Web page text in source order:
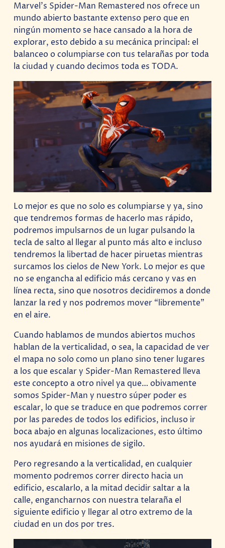
Marvel’s Spider-Man Remastered nos ofrece un
mundo abierto bastante extenso pero que en
ningún momento se hace cansado a la hora de
explorar, esto debido a su mecánica principal: el
balanceo o columpiarse con tus telarañas por toda
la ciudad y cuando decimos toda es TODA.
Lo mejor es que no solo es columpiarse y ya, sino
que tendremos formas de hacerlo mas rápido,
podremos impulsarnos de un lugar pulsando la
tecla de salto al llegar al punto más alto e incluso
tendremos la libertad de hacer piruetas mientras
surcamos los cielos de New York. Lo mejor es que
no se engancha al edificio más cercano y vas en
línea recta, sino que nosotros decidiremos a donde
lanzar la red y nos podremos mover “libremente”
en el aire.
Cuando hablamos de mundos abiertos muchos
hablan de la verticalidad, o sea, la capacidad de ver
el mapa no solo como un plano sino tener lugares
a los que escalar y Spider-Man Remastered lleva
este concepto a otro nivel ya que… obivamente
somos Spider-Man y nuestro súper poder es
escalar, lo que se traduce en que podremos correr
por las paredes de todos los edificios, incluso ir
boca abajo en algunas localizaciones, esto último
nos ayudará en misiones de sigilo.
Pero regresando a la verticalidad, en cualquier
momento podremos correr directo hacia un
edificio, escalarlo, a la mitad decidir saltar a la
calle, engancharnos con nuestra telaraña el
siguiente edificio y llegar al otro extremo de la
ciudad en un dos por tres.